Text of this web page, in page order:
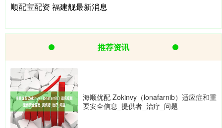
顺配宝配资 福建舰最新消息
推荐资讯
海顺优配 Zokinvy（lonafarnib）适应症和重
要安全信息_提供者_治疗_问题